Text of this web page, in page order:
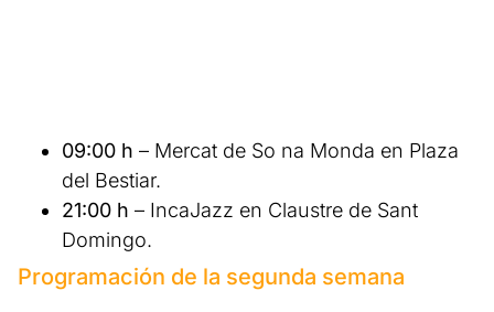
09:00 h – Mercat de So na Monda en Plaza
del Bestiar.
21:00 h – IncaJazz en Claustre de Sant
Domingo.
Programación de la segunda semana